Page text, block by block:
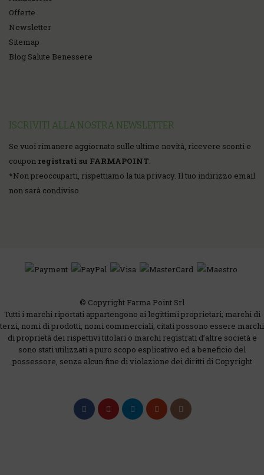
Offerte
Newsletter
Sitemap
Blog Salute Benessere
ISCRIVITI ALLA NOSTRA NEWSLETTER
Se vuoi rimanere aggiornato sulle ultime novità, ricevere sconti e
coupon registrati su FARMAPOINT.
*Non preoccuparti, rispettiamo la tua privacy. Il tuo indirizzo email
non sarà condiviso.
© Copyright Farma Point Srl
Tutti i marchi riportati appartengono ai legittimi proprietari; marchi di
terzi, nomi di prodotti, nomi commerciali, citati possono essere marchi
di proprietà dei rispettivi titolari o marchi registrati d’altre società e
sono stati utilizzati a puro scopo esplicativo ed a beneficio del
possessore, senza alcun fine di violazione dei diritti di Copyright